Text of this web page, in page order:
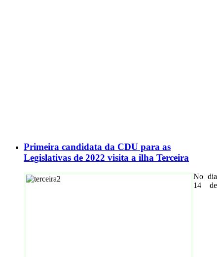
Primeira candidata da CDU para as
Legislativas de 2022 visita a ilha Terceira
No dia
14 de